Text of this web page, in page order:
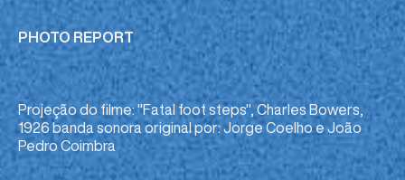
PHOTO REPORT
Projeção do filme: "Fatal foot steps", Charles Bowers,
1926 banda sonora original por: Jorge Coelho e João
Pedro Coimbra